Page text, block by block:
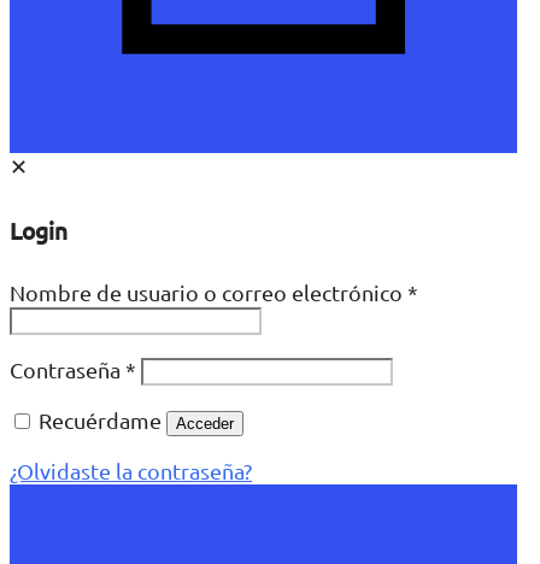
✕
Login
Nombre de usuario o correo electrónico *
Contraseña *
Recuérdame
Acceder
¿Olvidaste la contraseña?